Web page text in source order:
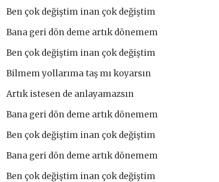
Ben çok değiştim inan çok değiştim
Bana geri dön deme artık dönemem
Ben çok değiştim inan çok değiştim
Bilmem yollarıma taş mı koyarsın
Artık istesen de anlayamazsın
Bana geri dön deme artık dönemem
Ben çok değiştim inan çok değiştim
Bana geri dön deme artık dönemem
Ben çok değiştim inan çok değiştim